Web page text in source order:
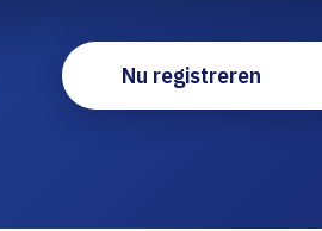
Nu registreren